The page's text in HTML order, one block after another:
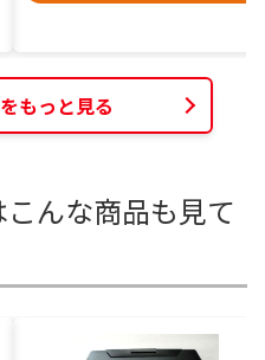
もっと見る
んな商品も見て